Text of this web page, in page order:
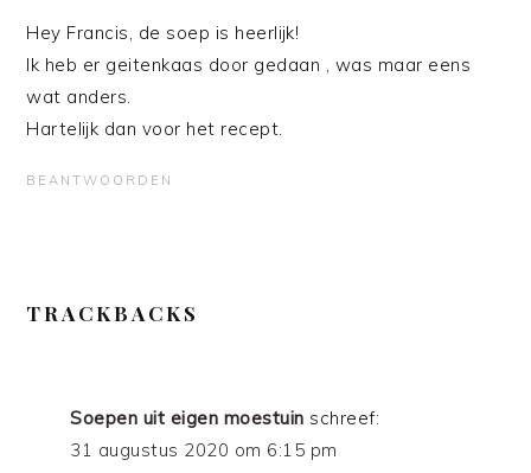
Hey Francis, de soep is heerlijk!
Ik heb er geitenkaas door gedaan , was maar eens
wat anders.
Hartelijk dan voor het recept.
BEANTWOORDEN
TRACKBACKS
Soepen uit eigen moestuin schreef:
31 augustus 2020 om 6:15 pm